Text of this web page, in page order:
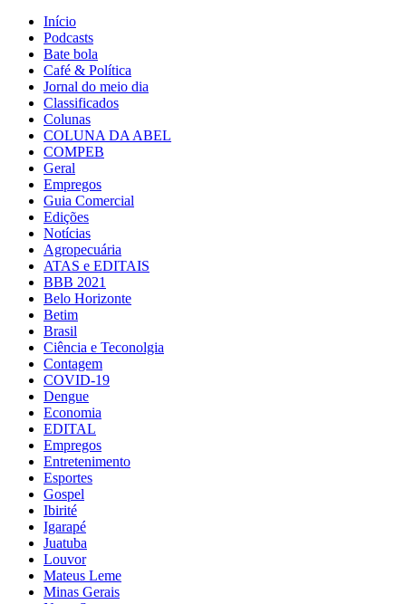
Início
Podcasts
Bate bola
Café & Política
Jornal do meio dia
Classificados
Colunas
COLUNA DA ABEL
COMPEB
Geral
Empregos
Guia Comercial
Edições
Notícias
Agropecuária
ATAS e EDITAIS
BBB 2021
Belo Horizonte
Betim
Brasil
Ciência e Teconolgia
Contagem
COVID-19
Dengue
Economia
EDITAL
Empregos
Entretenimento
Esportes
Gospel
Ibirité
Igarapé
Juatuba
Louvor
Mateus Leme
Minas Gerais